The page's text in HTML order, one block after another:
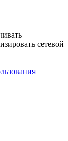
сетевой